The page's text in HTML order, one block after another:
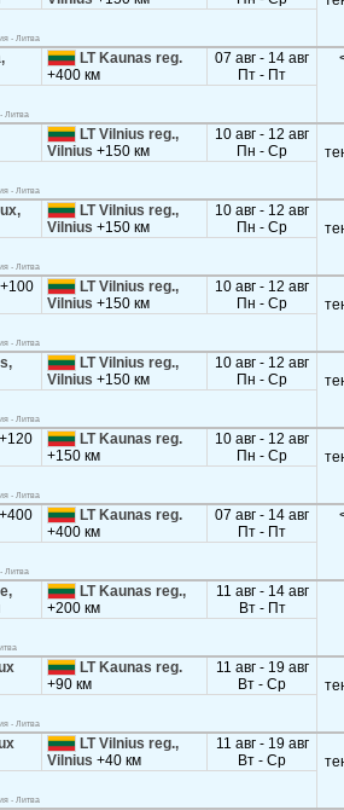
- Литва
LT Kaunas reg.
+400 км
07 авг - 14 авг
Пт - Пт
Литва
LT Vilnius reg.,
Vilnius+150 км
10 авг - 12 авг
Пн - Ср
- Литва
LT Vilnius reg.,
Vilnius+150 км
10 авг - 12 авг
Пн - Ср
- Литва
+100
LT Vilnius reg.,
Vilnius+150 км
10 авг - 12 авг
Пн - Ср
- Литва
LT Vilnius reg.,
Vilnius+150 км
10 авг - 12 авг
Пн - Ср
- Литва
+120
LT Kaunas reg.
+150 км
10 авг - 12 авг
Пн - Ср
- Литва
+400
LT Kaunas reg.
+400 км
07 авг - 14 авг
Пт - Пт
Литва
LT Kaunas reg.,
+200 км
11 авг - 14 авг
Вт - Пт
LT Kaunas reg.
+90 км
11 авг - 19 авг
Вт - Ср
- Литва
LT Vilnius reg.,
Vilnius+40 км
11 авг - 19 авг
Вт - Ср
- Литва